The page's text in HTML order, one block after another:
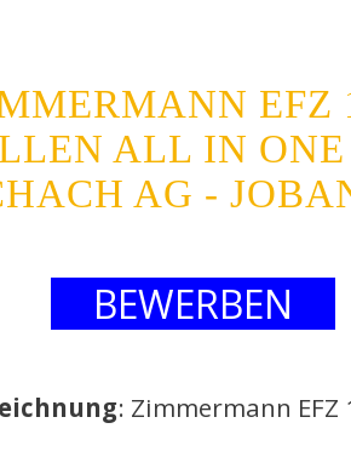
EFZ
ALL IN
AG -
BEWERBEN
: Zimmermann EFZ